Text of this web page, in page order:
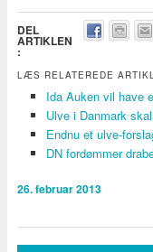
DEL
ARTIKLEN
:
LÆS RELATEREDE
Ida Auken vil have
Ulve i Danmark
Endnu et ulve-
DN fordømmer
26. februar 2013